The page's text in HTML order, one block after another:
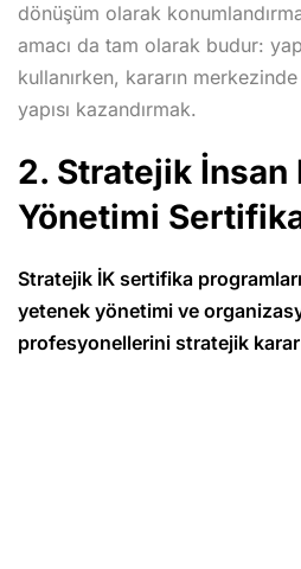
dönüşüm olarak
amacı da tam olarak budur:
kullanırken, kararın
yapısı kazandırmak.
2. Stratejik İnsan
Yönetimi
Stratejik İK sertifika
yetenek yönetimi ve
profesyonellerini stratejik karar